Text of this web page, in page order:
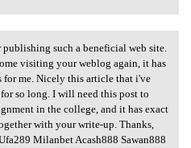
publishing such
publishing such a beneficial web site.
visiting your weblog again, it has
for me. Nicely this article that i've
so long. I will need this post to
in the college, and it has exact
with your write-up. Thanks,
Milanbet Acash888 Sawan888